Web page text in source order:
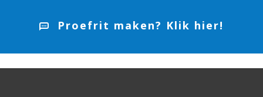
Proefrit maken? Klik hier!